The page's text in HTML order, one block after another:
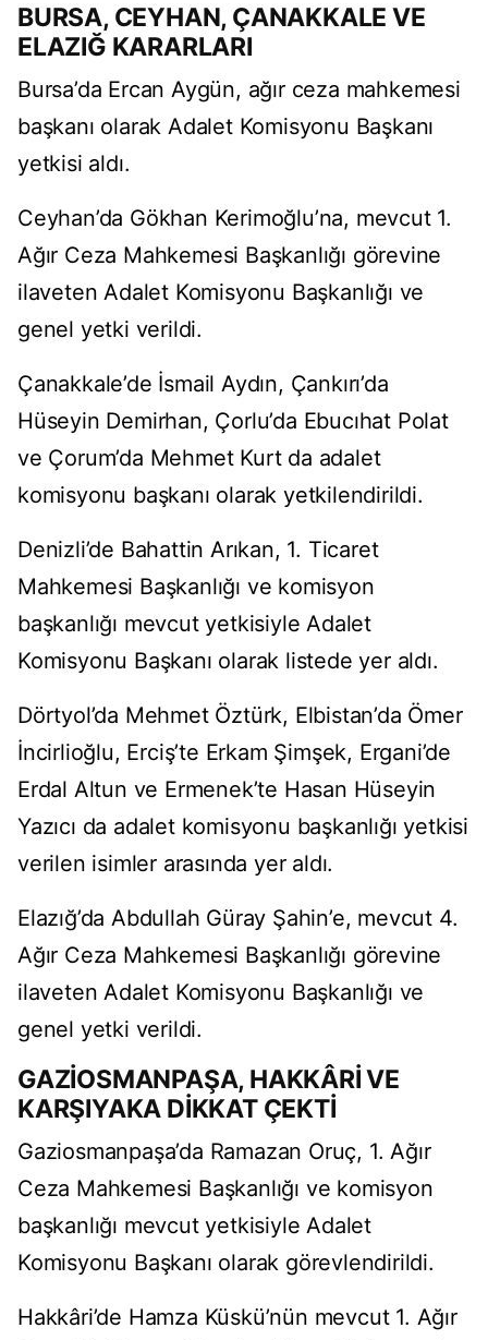
BURSA, CEYHAN, ÇANAKKALE VE
ELAZIĞ KARARLARI
Bursa’da Ercan Aygün, ağır ceza mahkemesi
başkanı olarak Adalet Komisyonu Başkanı
yetkisi aldı.
Ceyhan’da Gökhan Kerimoğlu’na, mevcut 1.
Ağır Ceza Mahkemesi Başkanlığı görevine
ilaveten Adalet Komisyonu Başkanlığı ve
genel yetki verildi.
Çanakkale’de İsmail Aydın, Çankırı’da
Hüseyin Demirhan, Çorlu’da Ebucıhat Polat
ve Çorum’da Mehmet Kurt da adalet
komisyonu başkanı olarak yetkilendirildi.
Denizli’de Bahattin Arıkan, 1. Ticaret
Mahkemesi Başkanlığı ve komisyon
başkanlığı mevcut yetkisiyle Adalet
Komisyonu Başkanı olarak listede yer aldı.
Dörtyol’da Mehmet Öztürk, Elbistan’da Ömer
İncirlioğlu, Erciş’te Erkam Şimşek, Ergani’de
Erdal Altun ve Ermenek’te Hasan Hüseyin
Yazıcı da adalet komisyonu başkanlığı yetkisi
verilen isimler arasında yer aldı.
Elazığ’da Abdullah Güray Şahin’e, mevcut 4.
Ağır Ceza Mahkemesi Başkanlığı görevine
ilaveten Adalet Komisyonu Başkanlığı ve
genel yetki verildi.
GAZİOSMANPAŞA, HAKKÂRİ VE
KARŞIYAKA DİKKAT ÇEKTİ
Gaziosmanpaşa’da Ramazan Oruç, 1. Ağır
Ceza Mahkemesi Başkanlığı ve komisyon
başkanlığı mevcut yetkisiyle Adalet
Komisyonu Başkanı olarak görevlendirildi.
Hakkâri’de Hamza Küskü’nün mevcut 1. Ağır